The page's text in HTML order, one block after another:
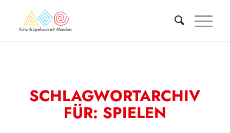
SCHLAGWORTARCHIV
FÜR: SPIELEN